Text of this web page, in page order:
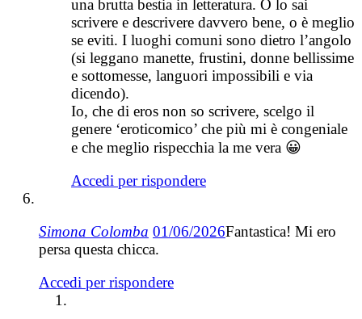
una brutta bestia in letteratura. O lo sai
scrivere e descrivere davvero bene, o è meglio
se eviti. I luoghi comuni sono dietro l’angolo
(si leggano manette, frustini, donne bellissime
e sottomesse, languori impossibili e via
dicendo).
Io, che di eros non so scrivere, scelgo il
genere ‘eroticomico’ che più mi è congeniale
e che meglio rispecchia la me vera 😀
Accedi per rispondere
Simona Colomba 01/06/2026Fantastica! Mi ero
persa questa chicca.
Accedi per rispondere